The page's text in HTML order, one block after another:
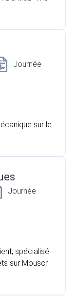
Journée
sur le
Journée
spécialisé
sur Mouscr